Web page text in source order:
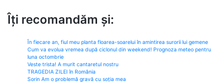
Îți recomandăm și:
În fiecare an, fiul meu planta floarea-soarelui în amintirea surorii lui gemene
Cum va evolua vremea după ciclonul din weekend! Prognoza meteo pentru
luna octombrie
Veste trista! A murit cantaretul nostru
TRAGEDIA ZILEI în România
Sorin Am o problemă gravă cu soția mea